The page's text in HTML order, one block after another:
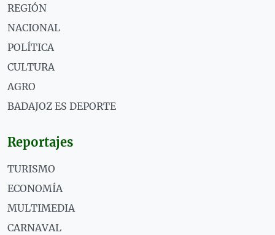
REGIÓN
NACIONAL
POLÍTICA
CULTURA
AGRO
BADAJOZ ES DEPORTE
Reportajes
TURISMO
ECONOMÍA
MULTIMEDIA
CARNAVAL